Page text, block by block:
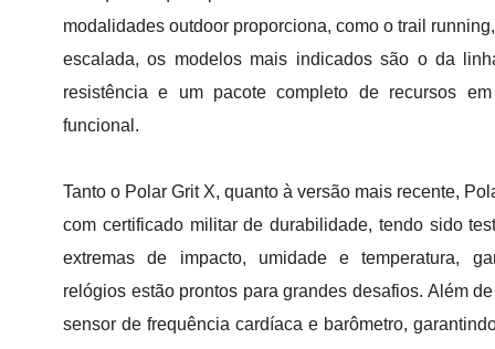
modalidades outdoor proporciona, como o trail
escalada, os modelos mais indicados são o da
resistência e um pacote completo de recursos
funcional.
Tanto o Polar Grit X, quanto à versão mais recente,
com certificado militar de durabilidade, tendo sido
extremas de impacto, umidade e temperatura,
relógios estão prontos para grandes desafios. Além
sensor de frequência cardíaca e barômetro,